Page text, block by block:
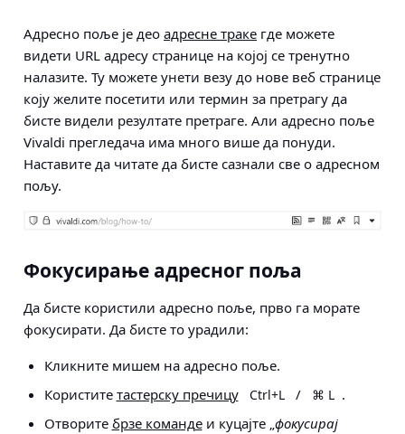
Адресно поље је део адресне траке где можете
видети URL адресу странице на којој се тренутно
налазите. Ту можете унети везу до нове веб странице
коју желите посетити или термин за претрагу да
бисте видели резултате претраге. Али адресно поље
Vivaldi прегледача има много више да понуди.
Наставите да читате да бисте сазнали све о адресном
пољу.
Фокусирање адресног поља
Да бисте користили адресно поље, прво га морате
фокусирати. Да бисте то урадили:
Кликните мишем на адресно поље.
Користите тастерску пречицу Ctrl+L / ⌘ L .
Отворите брзе командеи куцајте „фокусирај